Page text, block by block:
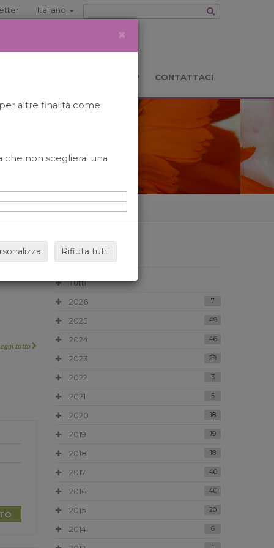
Italiano
BOOKSHOP CONTATTACI
tutto
ARCHIVIO
Tutti
2026
7
2025 49
2024 46
2023 29
2022 3
2021 5
2020 18
2019 19
2018 18
2017 40
2016 40
2015 20
2014 6
×
altre finalità come
che non sceglierai una
Rifiuta tutti